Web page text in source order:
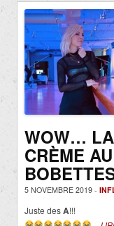
WOW…
CRÈME
5 NOVEMBRE 2019 -
Juste desA!!!